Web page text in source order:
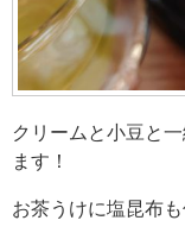
クリームと小豆と
ます！
お茶うけに塩昆布